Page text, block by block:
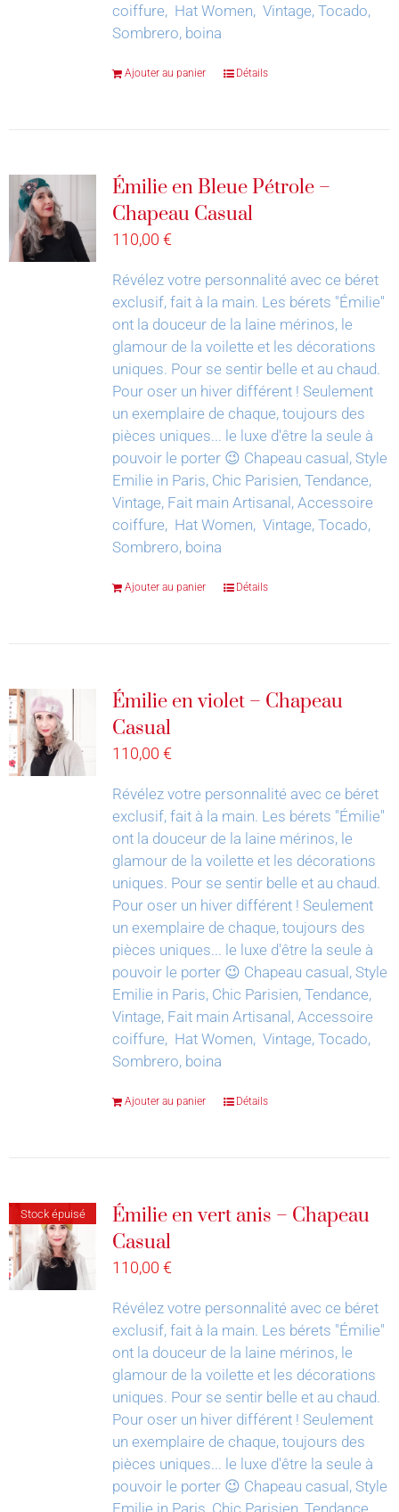
coiffure, Hat Women, Vintage, Tocado,
Sombrero, boina
Ajouter au panier Détails
Émilie en Bleue Pétrole –
Chapeau Casual
110,00 €
Révélez votre personnalité avec ce béret
exclusif, fait à la main. Les bérets "Émilie"
ont la douceur de la laine mérinos, le
glamour de la voilette et les décorations
uniques. Pour se sentir belle et au chaud.
Pour oser un hiver différent ! Seulement
un exemplaire de chaque, toujours des
pièces uniques... le luxe d'être la seule à
pouvoir le porter 😉 Chapeau casual, Style
Emilie in Paris, Chic Parisien, Tendance,
Vintage, Fait main Artisanal, Accessoire
coiffure, Hat Women, Vintage, Tocado,
Sombrero, boina
Ajouter au panier Détails
Émilie en violet – Chapeau
Casual
110,00 €
Révélez votre personnalité avec ce béret
exclusif, fait à la main. Les bérets "Émilie"
ont la douceur de la laine mérinos, le
glamour de la voilette et les décorations
uniques. Pour se sentir belle et au chaud.
Pour oser un hiver différent ! Seulement
un exemplaire de chaque, toujours des
pièces uniques... le luxe d'être la seule à
pouvoir le porter 😉 Chapeau casual, Style
Emilie in Paris, Chic Parisien, Tendance,
Vintage, Fait main Artisanal, Accessoire
coiffure, Hat Women, Vintage, Tocado,
Sombrero, boina
Ajouter au panier Détails
Stock épuisé
Émilie en vert anis – Chapeau
Casual
110,00 €
Révélez votre personnalité avec ce béret
exclusif, fait à la main. Les bérets "Émilie"
ont la douceur de la laine mérinos, le
glamour de la voilette et les décorations
uniques. Pour se sentir belle et au chaud.
Pour oser un hiver différent ! Seulement
un exemplaire de chaque, toujours des
pièces uniques... le luxe d'être la seule à
pouvoir le porter 😉 Chapeau casual, Style
Emilie in Paris, Chic Parisien, Tendance,